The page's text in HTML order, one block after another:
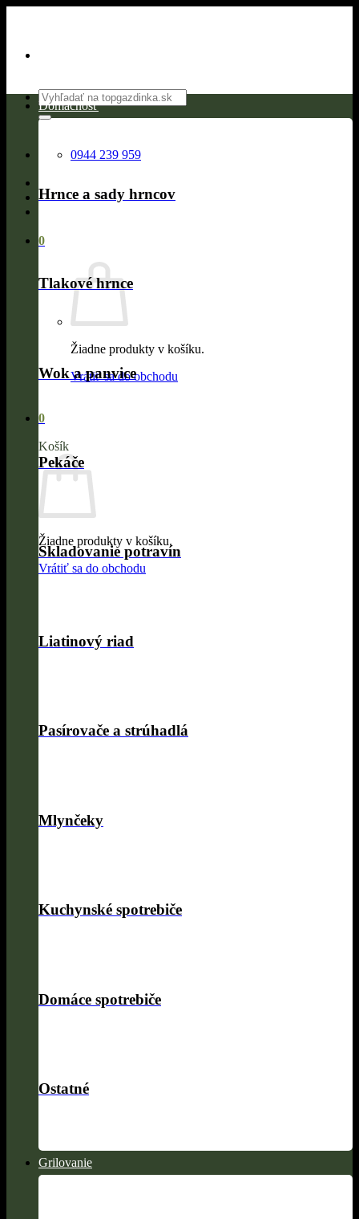
Hľadať:
0944 239 959
0
Žiadne produkty v košíku.
Vrátiť sa do obchodu
0
Košík
Žiadne produkty v košíku.
Vrátiť sa do obchodu
Domácnosť
Hrnce a sady hrncov
Tlakové hrnce
Wok a panvice
Pekáče
Skladovanie potravín
Liatinový riad
Pasírovače a strúhadlá
Mlynčeky
Kuchynské spotrebiče
Domáce spotrebiče
Ostatné
Grilovanie